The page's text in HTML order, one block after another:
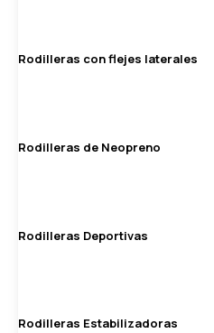
Rodilleras con flejes laterales
Rodilleras de Neopreno
Rodilleras Deportivas
Rodilleras Estabilizadoras